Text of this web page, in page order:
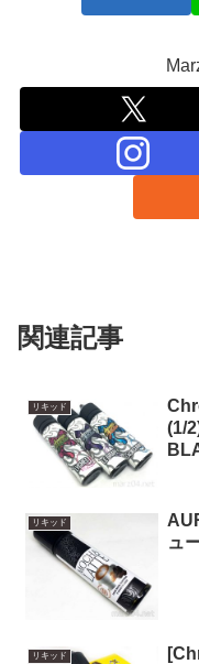
関連記事
リキッド
(1/
リキッド
ュ
リキッド